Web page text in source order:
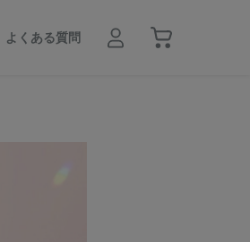
よくある質問